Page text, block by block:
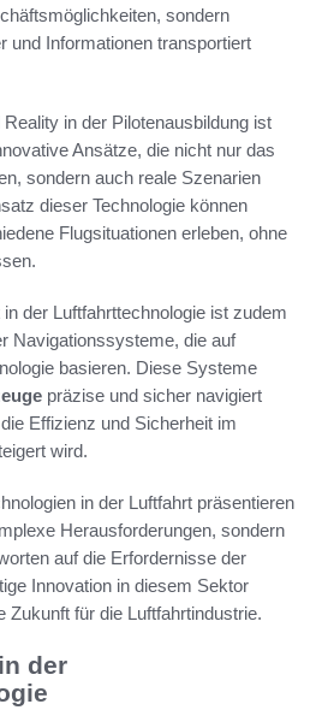
sondern
und Informationen transportiert
in der Pilotenausbildung ist
Ansätze, die nicht nur das
sondern auch reale Szenarien
dieser Technologie können
Flugsituationen erleben, ohne
der Luftfahrttechnologie ist zudem
Navigationssysteme, die auf
basieren. Diese Systeme
präzise und sicher navigiert
Effizienz und Sicherheit im
wird.
in der Luftfahrt präsentieren
Herausforderungen, sondern
auf die Erfordernisse der
Innovation in diesem Sektor
Zukunft für die Luftfahrtindustrie.
der